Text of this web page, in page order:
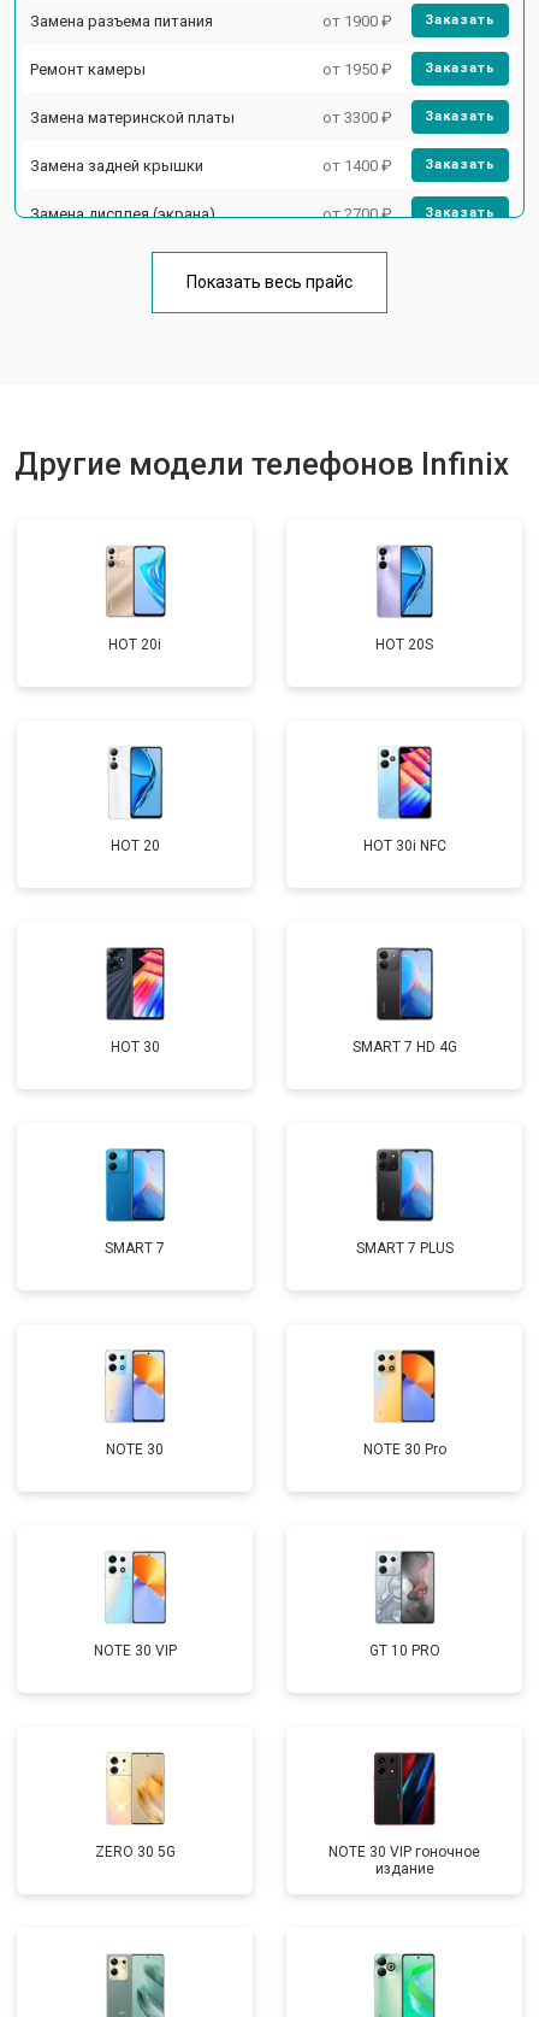
Замена разъема питания от 1900 ₽ Заказать
Ремонт камеры от 1950 ₽ Заказать
Замена материнской платы от 3300 ₽ Заказать
Замена задней крышки от 1400 ₽ Заказать
Замена дисплея (экрана) от 2700 ₽ Заказать
Замена кнопки включения от 1750 ₽
Показать весь прайс
Другие модели телефонов Infinix
HOT 20i HOT 20S
HOT 20 HOT 30i NFC
HOT 30 SMART 7 HD 4G
SMART 7 SMART 7 PLUS
NOTE 30 NOTE 30 Pro
NOTE 30 VIP GT 10 PRO
ZERO 30 5G
NOTE 30 VIP гоночное
издание